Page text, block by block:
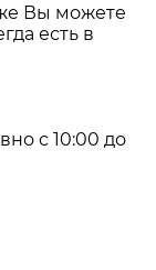
Вы можете
есть в
с 10:00 до